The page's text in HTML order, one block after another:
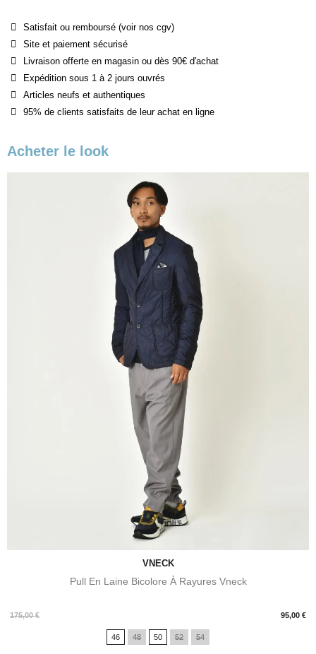
Satisfait ou remboursé (voir nos cgv)
Site et paiement sécurisé
Livraison offerte en magasin ou dès 90€ d'achat
Expédition sous 1 à 2 jours ouvrés
Articles neufs et authentiques
95% de clients satisfaits de leur achat en ligne
Acheter le look
VNECK
Pull En Laine Bicolore À Rayures Vneck
175,00 € 95,00 €
Prix
46 48 50 52 54